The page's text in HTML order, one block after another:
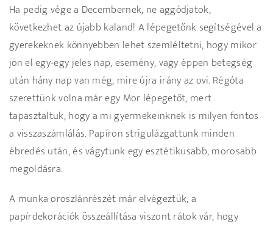
Ha pedig vége a Decembernek, ne aggódjatok,
következhet az újabb kaland! A lépegetőnk segítségével a
gyerekeknek könnyebben lehet szemléltetni, hogy mikor
jön el egy-egy jeles nap, esemény, vagy éppen betegség
után hány nap van még, mire újra irány az ovi. Régóta
szerettünk volna már egy Mor lépegetőt, mert
tapasztaltuk, hogy a mi gyermekeinknek is milyen fontos
a visszaszámlálás. Papíron strigulázgattunk minden
ébredés után, és vágytunk egy esztétikusabb, morosabb
megoldásra.
A munka oroszlánrészét már elvégeztük, a
papírdekorációk összeállítása viszont rátok vár, hogy